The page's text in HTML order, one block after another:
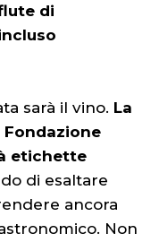
di
sarà il vino. La
etichette
di esaltare
ancora
Non